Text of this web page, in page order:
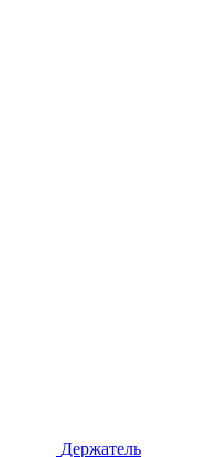
Держатель